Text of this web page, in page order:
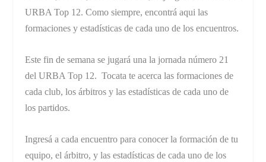
URBA Top 12. Como siempre, encontrá aqui las
formaciones y estadísticas de cada uno de los encuentros.
Este fin de semana se jugará una la jornada número 21
del URBA Top 12. Tocata te acerca las formaciones de
cada club, los árbitros y las estadísticas de cada uno de
los partidos.
Ingresá a cada encuentro para conocer la formación de tu
equipo, el árbitro, y las estadísticas de cada uno de los